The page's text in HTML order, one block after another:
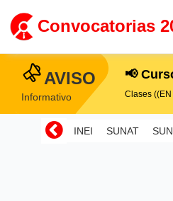
Convocatorias
AVISO
Informativo
📢
Clases
INEI SUNAT